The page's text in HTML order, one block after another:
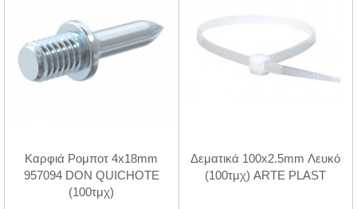
Καρφιά Ρομποτ 4x18mm
957094 DON QUICHOTE
(100τμχ)
Δεματικά 100x2.5mm Λευκό
(100τμχ) ARTE PLAST